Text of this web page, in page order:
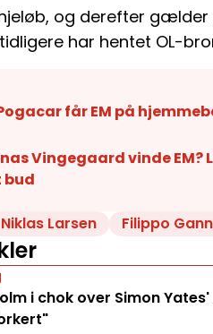
og derefter
har hentet OL-
får EM på
Vingegaard vinde
bud
Niklas Larsen Filippo
i chok over Simon